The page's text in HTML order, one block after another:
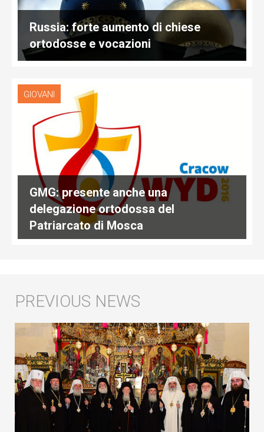
Russia: forte aumento di chiese
ortodosse e vocazioni
GIOVANI
GMG: presente anche una
delegazione ortodossa del
Patriarcato di Mosca